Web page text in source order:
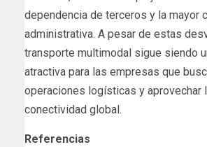
dependencia de terceros y la mayor
administrativa. A pesar de estas
transporte multimodal sigue siendo
atractiva para las empresas que
operaciones logísticas y aprovechar
conectividad global.
Referencias